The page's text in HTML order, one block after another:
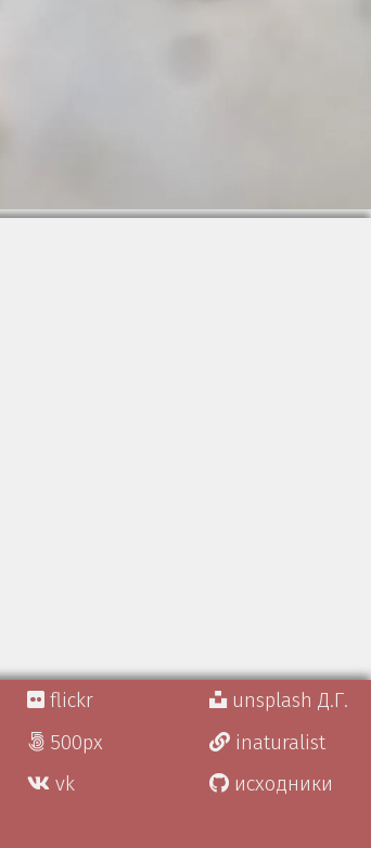
flickr
500px
vk
unsplash Д.Г.
inaturalist
исходники